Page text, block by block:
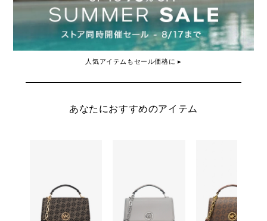
人気アイテムもセール価格に ▸
あなたにおすすめのアイテム